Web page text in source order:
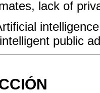
lack of
public